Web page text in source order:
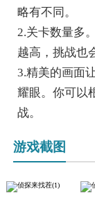
略有不同。
2.关卡数量多
越高，挑战也
3.精美的画面
耀眼。你可以
战。
游戏截图